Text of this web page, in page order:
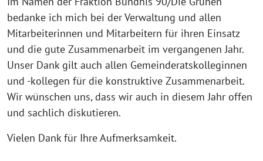
bedanke ich mich bei der Verwaltung und allen
Mitarbeiterinnen und Mitarbeitern für ihren Einsatz
und die gute Zusammenarbeit im vergangenen Jahr.
Unser Dank gilt auch allen Gemeinderatskolleginnen
und -kollegen für die konstruktive Zusammenarbeit.
Wir wünschen uns, dass wir auch in diesem Jahr offen
und sachlich diskutieren.
Vielen Dank für Ihre Aufmerksamkeit.